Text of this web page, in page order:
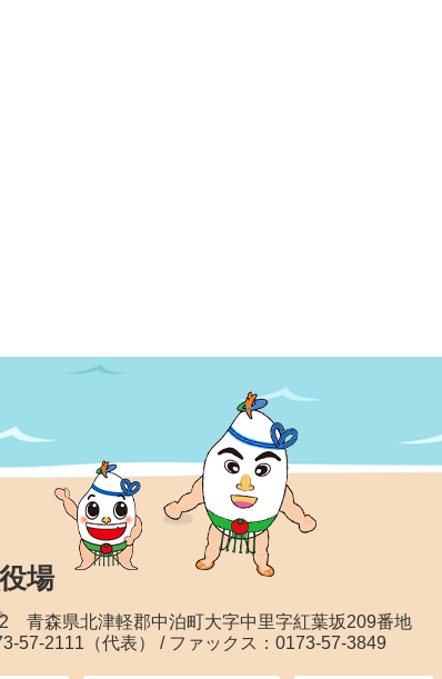
場
青森県北津軽郡中泊町大字中里字紅葉坂209番地
57-2111（代表） / ファックス：0173-57-3849